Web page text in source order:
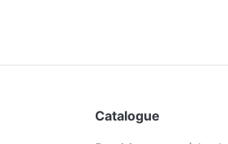
Catalogue